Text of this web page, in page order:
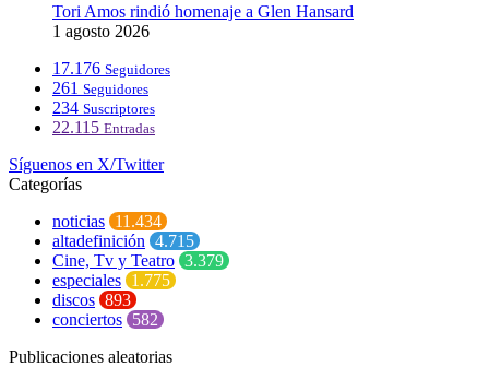
Tori Amos rindió homenaje a Glen Hansard
1 agosto 2026
17.176 Seguidores
261 Seguidores
234 Suscriptores
22.115 Entradas
Síguenos en X/Twitter
Categorías
noticias 11.434
altadefinición 4.715
Cine, Tv y Teatro 3.379
especiales 1.775
discos 893
conciertos 582
Publicaciones aleatorias